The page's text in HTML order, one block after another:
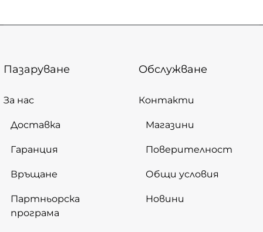
Пазаруване
За нас
Доставка
Гаранция
Връщане
Партньорска
програма
Обслужване
Контакти
Магазини
Поверителност
Общи условия
Новини